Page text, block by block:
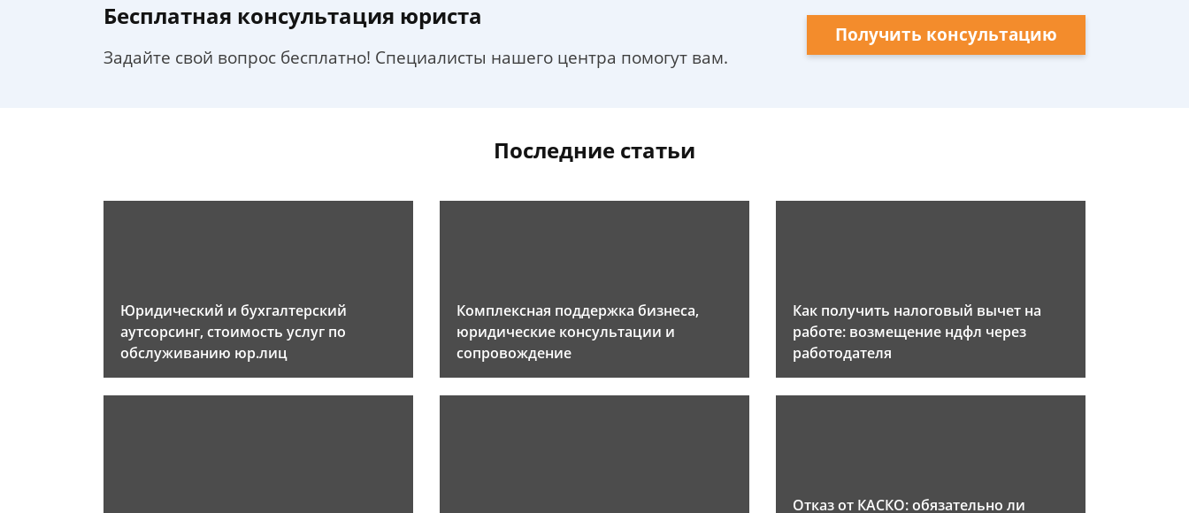
Бесплатная консультация юриста
Задайте свой вопрос бесплатно! Специалисты нашего центра помогут вам.
Получить консультацию
Последние статьи
Юридический и бухгалтерский
аутсорсинг, стоимость услуг по
обслуживанию юр.лиц
Комплексная поддержка бизнеса,
юридические консультации и
сопровождение
Как получить налоговый вычет на
работе: возмещение ндфл через
работодателя
Отказ от КАСКО: обязательно ли